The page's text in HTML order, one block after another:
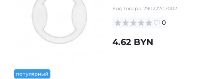
популярный
Код товара: 29022707002
0
4.62 BYN